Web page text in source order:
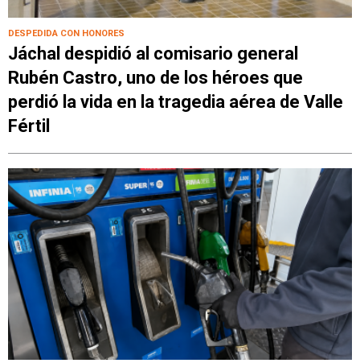
DESPEDIDA CON HONORES
Jáchal despidió al comisario general
Rubén Castro, uno de los héroes que
perdió la vida en la tragedia aérea de Valle
Fértil